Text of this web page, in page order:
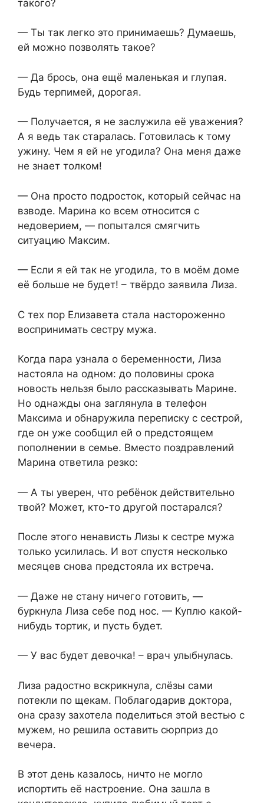
такого?
— Ты так легко это принимаешь? Думаешь,
ей можно позволять такое?
— Да брось, она ещё маленькая и глупая.
Будь терпимей, дорогая.
— Получается, я не заслужила её уважения?
А я ведь так старалась. Готовилась к тому
ужину. Чем я ей не угодила? Она меня даже
не знает толком!
— Она просто подросток, который сейчас на
взводе. Марина ко всем относится с
недоверием, — попытался смягчить
ситуацию Максим.
— Если я ей так не угодила, то в моём доме
её больше не будет! – твёрдо заявила Лиза.
С тех пор Елизавета стала настороженно
воспринимать сестру мужа.
Когда пара узнала о беременности, Лиза
настояла на одном: до половины срока
новость нельзя было рассказывать Марине.
Но однажды она заглянула в телефон
Максима и обнаружила переписку с сестрой,
где он уже сообщил ей о предстоящем
пополнении в семье. Вместо поздравлений
Марина ответила резко:
— А ты уверен, что ребёнок действительно
твой? Может, кто-то другой постарался?
После этого ненависть Лизы к сестре мужа
только усилилась. И вот спустя несколько
месяцев снова предстояла их встреча.
— Даже не стану ничего готовить, —
буркнула Лиза себе под нос. — Куплю какой-
нибудь тортик, и пусть будет.
— У вас будет девочка! – врач улыбнулась.
Лиза радостно вскрикнула, слёзы сами
потекли по щекам. Поблагодарив доктора,
она сразу захотела поделиться этой вестью с
мужем, но решила оставить сюрприз до
вечера.
В этот день казалось, ничто не могло
испортить её настроение. Она зашла в